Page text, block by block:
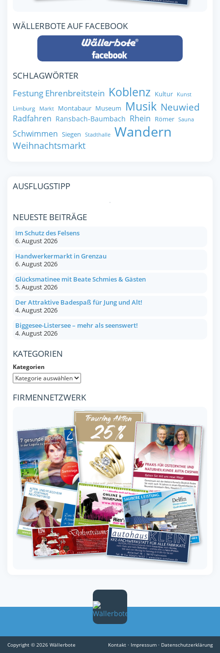
WÄLLERBOTE AUF FACEBOOK
SCHLAGWÖRTER
Festung Ehrenbreitstein Koblenz Kultur Kunst
Limburg Markt Montabaur Museum Musik Neuwied
Radfahren Ransbach-Baumbach Rhein Römer Sauna
Schwimmen Siegen Stadthalle Wandern
Weihnachtsmarkt
AUSFLUGSTIPP
NEUESTE BEITRÄGE
Im Schutz des Felsens
6. August 2026
Handwerkermarkt in Grenzau
6. August 2026
Glücksmatinee mit Beate Schmies & Gästen
5. August 2026
Der Attraktive Badespaß für Jung und Alt!
4. August 2026
Biggesee-Listersee – mehr als seenswert!
4. August 2026
KATEGORIEN
Kategorien
FIRMENNETZWERK
Copyright © 2026 Wällerbote Kontakt · Impressum · Datenschutzerklärung